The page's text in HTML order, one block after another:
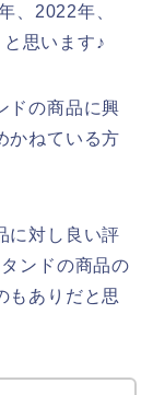
、2022年、
思います♪
ドの商品に興
かねている方
に対し良い評
ンドの商品の
もありだと思